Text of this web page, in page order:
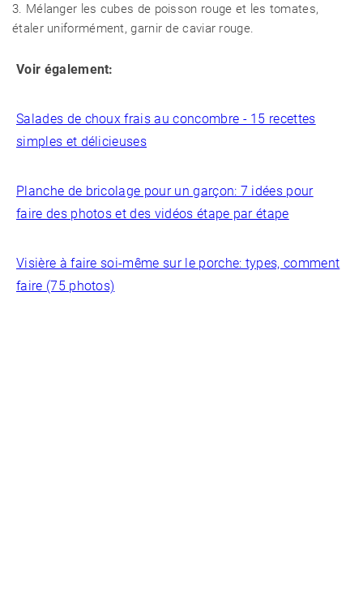
3. Mélanger les cubes de poisson rouge et les tomates,
étaler uniformément, garnir de caviar rouge.
Voir également:
Salades de choux frais au concombre - 15 recettes
simples et délicieuses
Planche de bricolage pour un garçon: 7 idées pour
faire des photos et des vidéos étape par étape
Visière à faire soi-même sur le porche: types, comment
faire (75 photos)